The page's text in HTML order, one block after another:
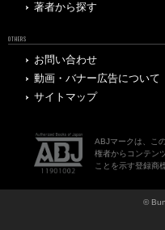
著者から探す
OTHERS
お問い合わせ
動画・バナー広告について
サイトマップ
ABJマークは、こ
権者からコンテン
ことを示す登録商
©